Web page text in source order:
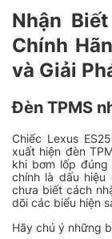
Nhận
Chính
và Giải
Đèn TPMS
Chiếc Lexus
xuất hiện đèn
khi bơm lốp
chính là dấu
chưa biết cách
dõi các biểu hiện
Hãy chú ý những